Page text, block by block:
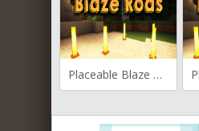
Placeable Blaze Rods для Майнкрафт 1.20